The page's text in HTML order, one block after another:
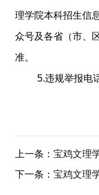
理学院本科招生信
众号及各省（市、
准。
5.违规举报电
上一条： 宝鸡文理
下一条： 宝鸡文理